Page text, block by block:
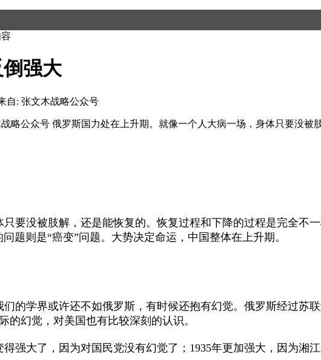
强大
自: 张文木战略公众号
略公众号 俄罗斯国力处在上升期。就像一个人大病一场，身体只要没被
没被肢解，还是能恢复的。恢复过程和下降的过程是完全不
题则是“癌变”问题。大势决定命运，中国整体在上升期。
学界或许还不如俄罗斯，有时候还抱有幻觉。俄罗斯经过苏联
的幻觉，对美国也有比较深刻的认识。
大了，因为对国民党没有幻觉了；1935年更加强大，因为湘江